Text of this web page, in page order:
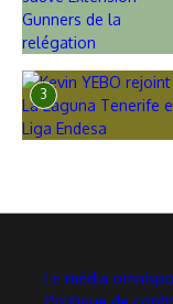
3
Le média